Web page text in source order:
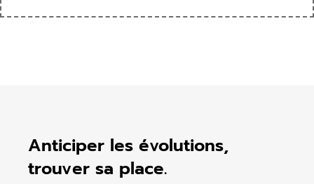
Anticiper les évolutions,
trouver sa place.